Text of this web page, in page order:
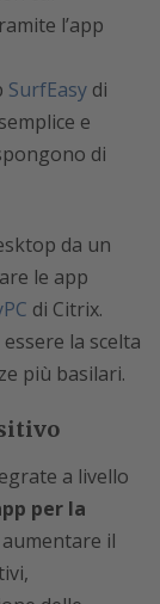
l’app
SurfEasy di
e
di
da un
le app
di Citrix.
la scelta
più basilari.
a livello
per la
il